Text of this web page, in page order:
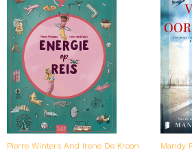
Pierre Winters And Irene De Kroon Mandy